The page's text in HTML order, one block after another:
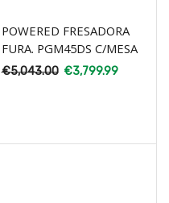
POWERED FRESADORA
FURA. PGM45DS C/MESA
€5,043.00 €3,799.99